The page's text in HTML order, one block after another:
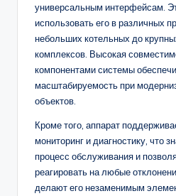
универсальным интерфейсам.
использовать его в различных
небольших котельных до
комплексов. Высокая
компонентами системы
масштабируемость при
объектов.
Кроме того, аппарат
мониторинг и диагностику, что
процесс обслуживания и
реагировать на любые
делают его незаменимым